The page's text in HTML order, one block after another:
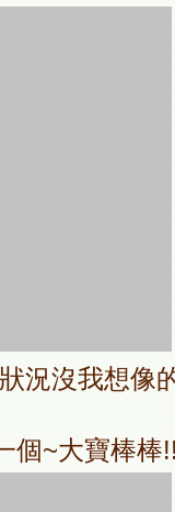
況沒我想像
個~大寶棒棒